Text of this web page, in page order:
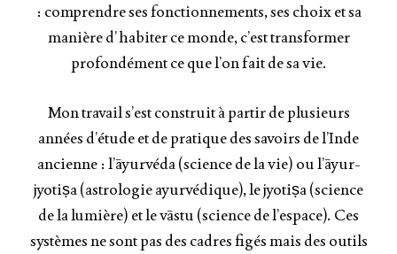
: comprendre ses fonctionnements, ses choix et sa
manière d’habiter ce monde, c’est transformer
profondément ce que l’on fait de sa vie.
Mon travail s’est construit à partir de plusieurs
années d’étude et de pratique des savoirs de l’Inde
ancienne : l’āyurvéda (science de la vie) ou l’āyur-
jyotiṣa (astrologie ayurvédique), le jyotiṣa (science
de la lumière) et le vāstu (science de l’espace). Ces
systèmes ne sont pas des cadres figés mais des outils